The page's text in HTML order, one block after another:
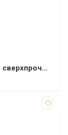
Пакеты для мусора Мелочи Жизни сверхпрочные 120 литров 25 штук